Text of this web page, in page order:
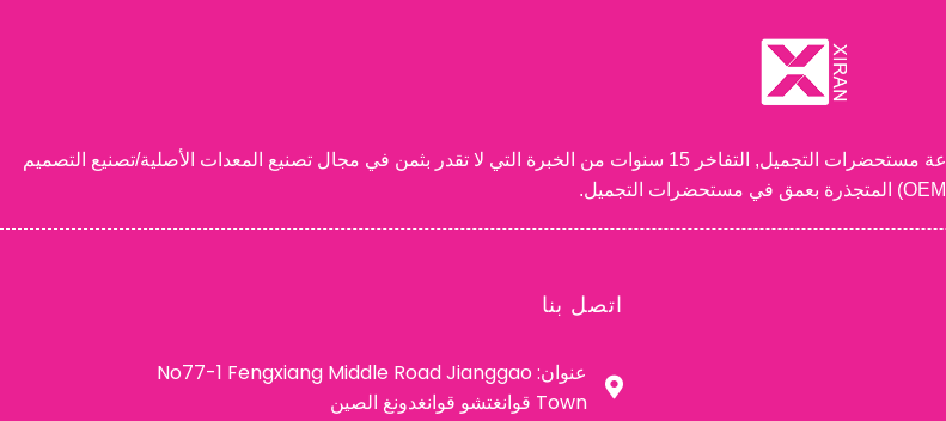
شركة قوانغتشو شيران لمستحضرات التجميل., المحدودة. هو اسم موثوق به في صناعة مستحضرات التجميل, التفاخر 15 سنوات من الخبرة التي لا تقدر بثمن في مجال تصنيع المعدات الأصلية/تصنيع التصميم
اتصل بنا
عنوان: No77-1 Fengxiang Middle Road Jianggao
Town قوانغتشو قوانغدونغ الصين